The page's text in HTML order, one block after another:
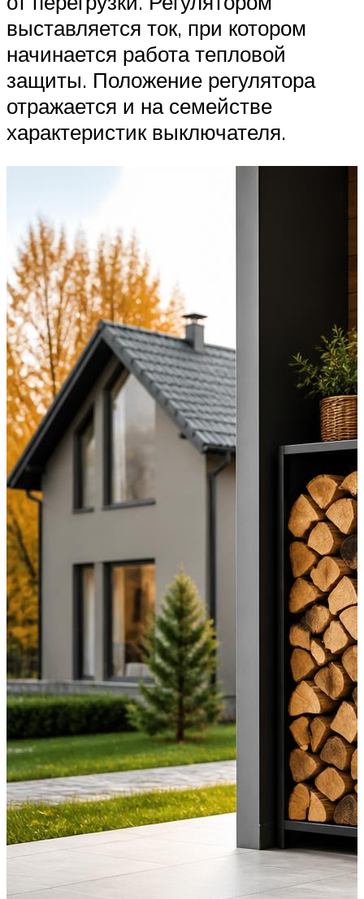
выставляется ток, при котором
начинается работа тепловой
защиты. Положение регулятора
отражается и на семействе
характеристик выключателя.